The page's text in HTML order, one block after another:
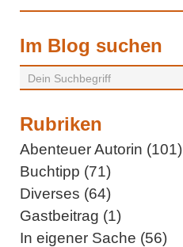
Im Blog suchen
Rubriken
Abenteuer Autorin (101)
Buchtipp (71)
Diverses (64)
Gastbeitrag (1)
In eigener Sache (56)